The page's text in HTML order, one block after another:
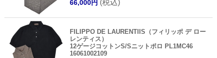
66,000円 (税込)
FILIPPO DE LAURENTIIS（フィリッポ デ ロー
レンティス）
12ゲージコットンS/Sニットポロ PL1MC46
16061002109